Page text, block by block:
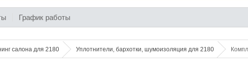
График работы
салона для 2180 Уплотнители, бархотки, шумоизоляция для 2180